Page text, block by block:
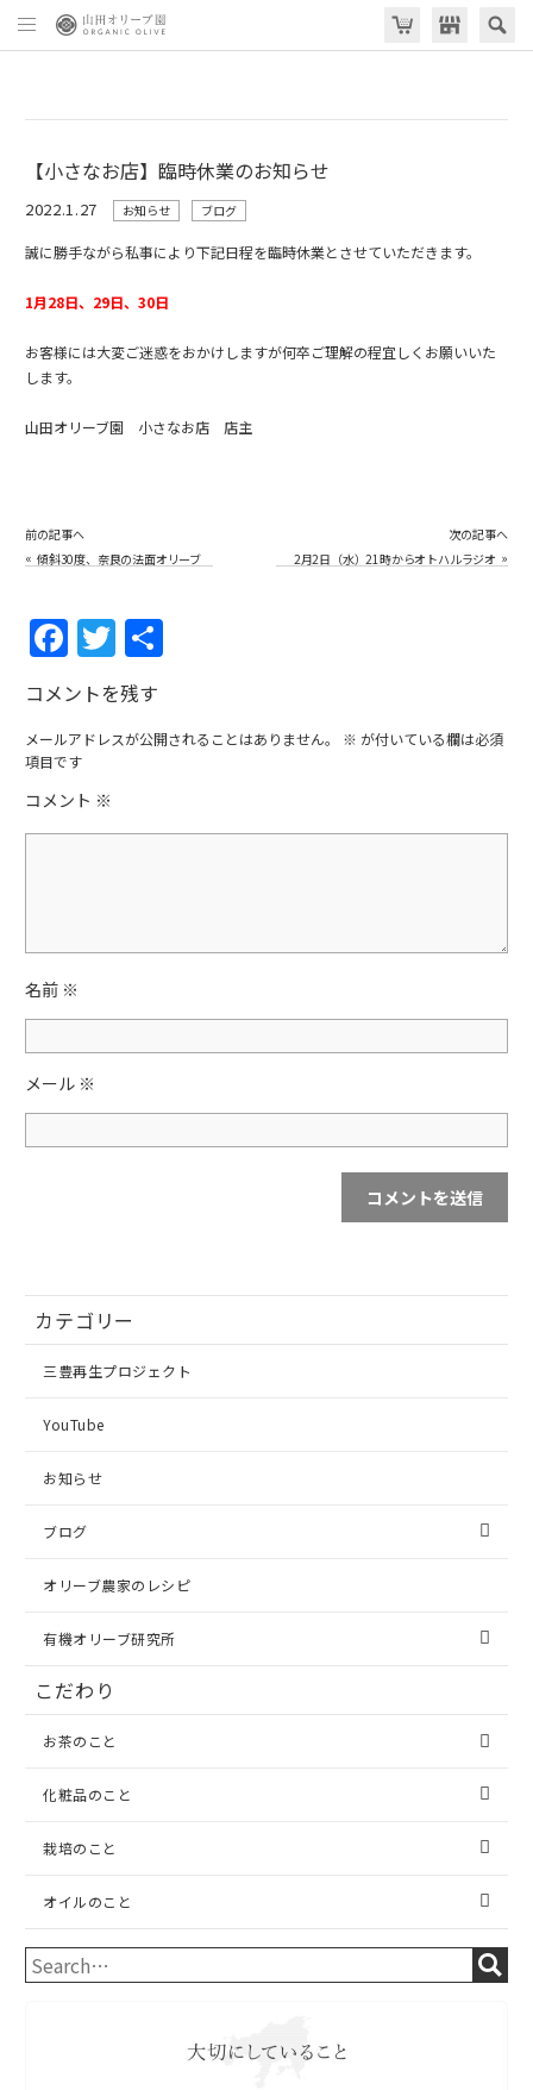
【小さなお店】臨時休業のお知らせ
2022.1.27 お知らせ ブログ
誠に勝手ながら私事により下記日程を臨時休業とさせていただきます。
1月28日、29日、30日
お客様には大変ご迷惑をおかけしますが何卒ご理解の程宜しくお願いいた
します。
山田オリーブ園 小さなお店 店主
前の記事へ
« 傾斜30度、奈良の法面オリーブ
次の記事へ
2月2日（水）21時からオトハルラジオ »
F
a
c
e
b
o
T
w
itt
er
コメントを残す
メールアドレスが公開されることはありません。 ※ が付いている欄は必須
項目です
コメント ※
名前 ※
メール ※
カテゴリー
三豊再生プロジェクト
YouTube
お知らせ
ブログ
オリーブ農家のレシピ
有機オリーブ研究所
こだわり
お茶のこと
化粧品のこと
栽培のこと
オイルのこと